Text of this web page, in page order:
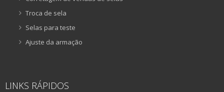
Troca de sela
Selas para teste
Ajuste da armação
LINKS RÁPIDOS